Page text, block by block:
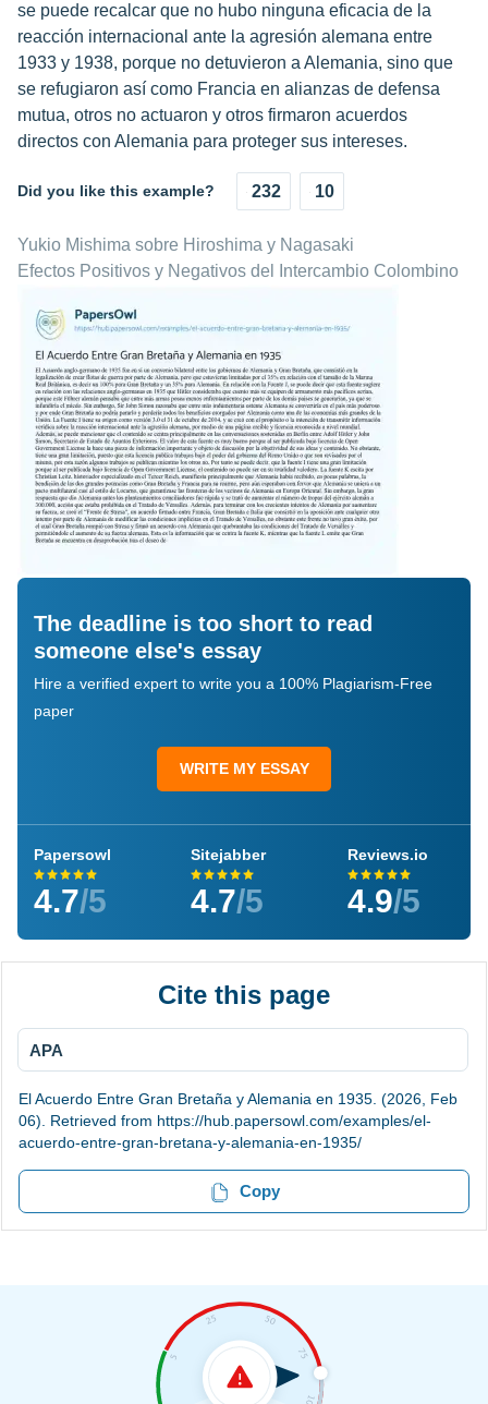
se puede recalcar que no hubo ninguna eficacia de la
reacción internacional ante la agresión alemana entre
1933 y 1938, porque no detuvieron a Alemania, sino que
se refugiaron así como Francia en alianzas de defensa
mutua, otros no actuaron y otros firmaron acuerdos
directos con Alemania para proteger sus intereses.
Did you like this example? 232 10
Yukio Mishima sobre Hiroshima y Nagasaki
Efectos Positivos y Negativos del Intercambio Colombino
The deadline is too short to read
someone else's essay
Hire a verified expert to write you a 100% Plagiarism-Free
paper
WRITE MY ESSAY
Papersowl
4.7/5
Sitejabber
4.7/5
Reviews.io
4.9/5
Cite this page
APA
El Acuerdo Entre Gran Bretaña y Alemania en 1935. (2026, Feb
06). Retrieved from https://hub.papersowl.com/examples/el-
acuerdo-entre-gran-bretana-y-alemania-en-1935/
Copy